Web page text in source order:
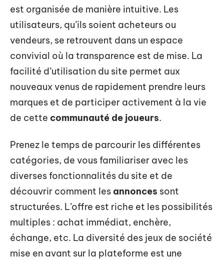
est organisée de manière intuitive. Les
utilisateurs, qu’ils soient acheteurs ou
vendeurs, se retrouvent dans un espace
convivial où la transparence est de mise. La
facilité d’utilisation du site permet aux
nouveaux venus de rapidement prendre leurs
marques et de participer activement à la vie
de cette communauté de joueurs.
Prenez le temps de parcourir les différentes
catégories, de vous familiariser avec les
diverses fonctionnalités du site et de
découvrir comment les annonces sont
structurées. L’offre est riche et les possibilités
multiples : achat immédiat, enchère,
échange, etc. La diversité des jeux de société
mise en avant sur la plateforme est une